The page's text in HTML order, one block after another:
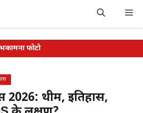
फोटो
2026: थीम, इतिहास,